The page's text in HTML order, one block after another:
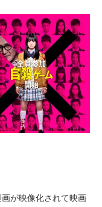
が映像化されて映画